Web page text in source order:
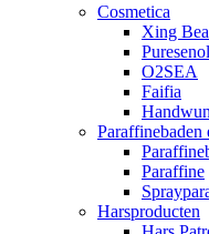
Cosmetica
Xing
Puresenol
O2SEA
Faifia
Paraffinebaden
Paraffine
Harsproducten